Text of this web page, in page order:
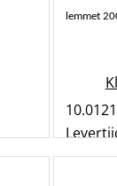
lemmet
st